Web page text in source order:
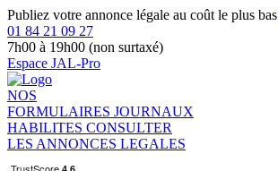
Publiez votre annonce légale au coût le plus bas
01 84 21 09 27
7h00 à 19h00 (non surtaxé)
Espace JAL-Pro
NOS
FORMULAIRES JOURNAUX
HABILITES CONSULTER
LES ANNONCES LEGALES